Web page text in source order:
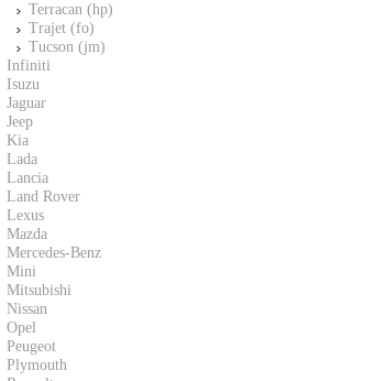
Terracan (hp)
Trajet (fo)
Tucson (jm)
Infiniti
Isuzu
Jaguar
Jeep
Kia
Lada
Lancia
Land Rover
Lexus
Mazda
Mercedes-Benz
Mini
Mitsubishi
Nissan
Opel
Peugeot
Plymouth